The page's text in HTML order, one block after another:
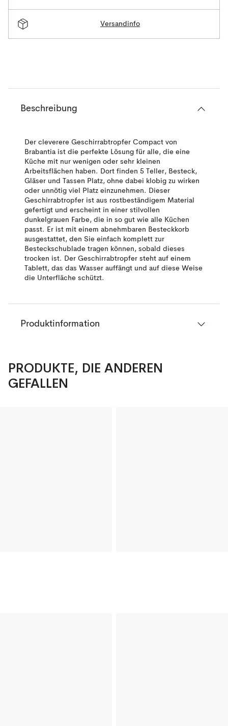
Versandinfo
Beschreibung
Der cleverere Geschirrabtropfer Compact von
Brabantia ist die perfekte Lösung für alle, die eine
Küche mit nur wenigen oder sehr kleinen
Arbeitsflächen haben. Dort finden 5 Teller, Besteck,
Gläser und Tassen Platz, ohne dabei klobig zu wirken
oder unnötig viel Platz einzunehmen. Dieser
Geschirrabtropfer ist aus rostbeständigem Material
gefertigt und erscheint in einer stilvollen
dunkelgrauen Farbe, die in so gut wie alle Küchen
passt. Er ist mit einem abnehmbaren Besteckkorb
ausgestattet, den Sie einfach komplett zur
Besteckschublade tragen können, sobald dieses
trocken ist. Der Geschirrabtropfer steht auf einem
Tablett, das das Wasser auffängt und auf diese Weise
die Unterfläche schützt.
Produktinformation
PRODUKTE, DIE ANDEREN
GEFALLEN